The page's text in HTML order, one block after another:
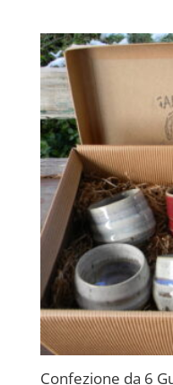
Confezione da 6